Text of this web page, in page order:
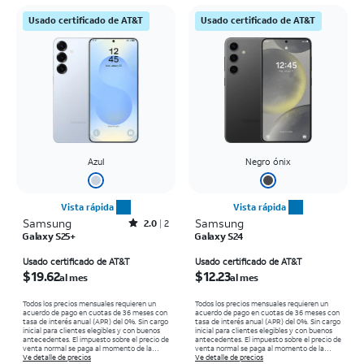
Usado certificado de AT&T
Azul
Vista rápida
Samsung Rated2out of 5 stars with2reviews
2.0 2
Galaxy S25+
Usado certificado de AT&T
$19.62al mes
Todos los precios mensuales requieren un
acuerdo de pago en cuotas de 36 meses con
tasa de interés anual (APR) del 0%. Sin cargo
inicial para clientes elegibles y con buenos
antecedentes. El impuesto sobre el precio de
venta normal se paga al momento de la
compra. Existen restricciones.
Ve detalle de precios
Usado certificado de AT&T
Negro ónix
Vista rápida
Samsung
Galaxy S24
Usado certificado de AT&T
$12.23al mes
Todos los precios mensuales requieren un
acuerdo de pago en cuotas de 36 meses con
tasa de interés anual (APR) del 0%. Sin cargo
inicial para clientes elegibles y con buenos
antecedentes. El impuesto sobre el precio de
venta normal se paga al momento de la
compra. Existen restricciones.
Ve detalle de precios